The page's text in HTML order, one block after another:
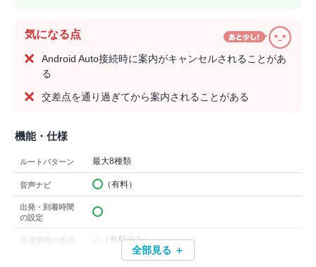
気になる点
Android Auto接続時に案内がキャンセルされることがあ
る
交差点を通り過ぎてから案内されることがある
機能・仕様
ルートパターン 最大8種類
音声ナビ （有料）
出発・到着時間
の設定
交通情報の表示 △（有料のみ）
全部見る ＋